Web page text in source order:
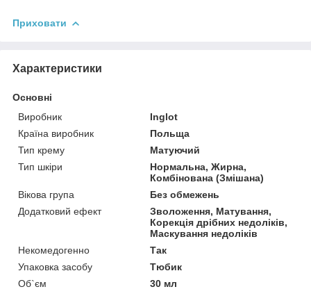
Приховати
Характеристики
Основні
Виробник
Inglot
Країна виробник
Польща
Тип крему
Матуючий
Тип шкіри
Нормальна, Жирна,
Комбінована (Змішана)
Вікова група
Без обмежень
Додатковий ефект
Зволоження, Матування,
Корекція дрібних недоліків,
Маскування недоліків
Некомедогенно
Так
Упаковка засобу
Тюбик
Об`єм
30 мл